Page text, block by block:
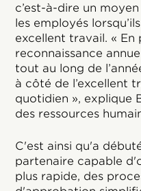
c’est-à-dire un
les employés
excellent travail. « En
reconnaissance
tout au long de
à côté de l’excellent
quotidien », explique
des ressources
C'est ainsi qu'a
partenaire capable
plus rapide, des